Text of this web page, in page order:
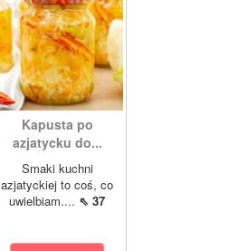
Kapusta po
azjatycku do...
Smaki kuchni
azjatyckiej to coś, co
uwielbiam.... ⇖ 37